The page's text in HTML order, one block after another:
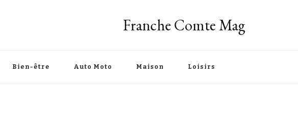
Franche Comte Mag
Bien-être Auto Moto Maison Loisirs